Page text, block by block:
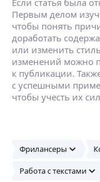
Первым делом
чтобы понять
доработать
или изменить
изменений можно
к публикации.
с успешными
чтобы учесть их
Фрилансеры
Работа с текстами